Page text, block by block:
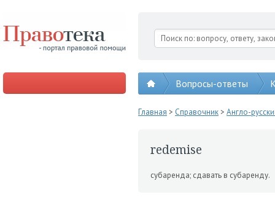
Вопросы-ответы
Главная > Справочник> Англо-
redemise
субаренда; сдавать в суб­аренду.